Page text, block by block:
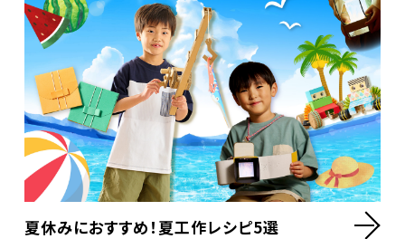
夏休みにおすすめ！夏工作レシピ5選